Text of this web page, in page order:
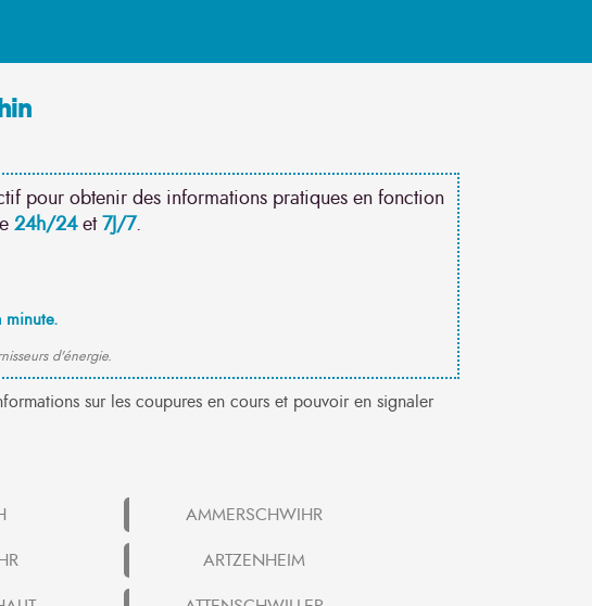
pour obtenir des informations pratiques en fonction
24h/24et7J/7.
minute.
d'énergie.
sur les coupures en cours et pouvoir en signaler
AMMERSCHWIHR
ARTZENHEIM